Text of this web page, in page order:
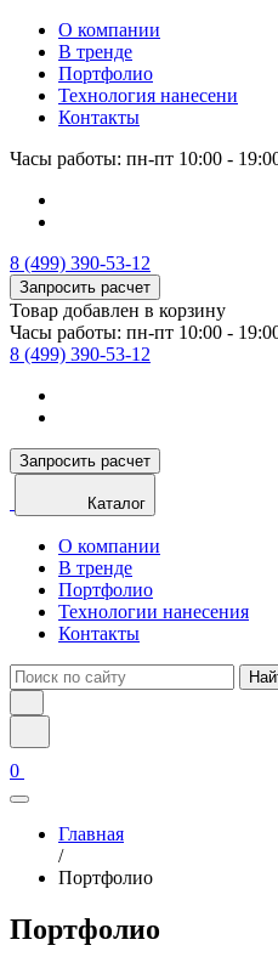
О компании
В тренде
Портфолио
Технология нанесени
Контакты
Часы работы: пн-пт 10:00 -
8 (499) 390-53-12
Запросить расчет
Товар добавлен в корзину
Часы работы: пн-пт 10:00 -
8 (499) 390-53-12
Запросить расчет
Каталог
О компании
В тренде
Портфолио
Технологии нанесения
Контакты
0
Главная
/
Портфолио
Портфолио